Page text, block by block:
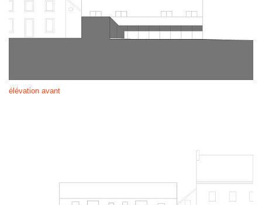
élévation avant